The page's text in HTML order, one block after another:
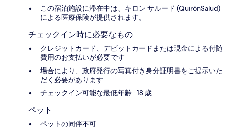
この宿泊施設に滞在中は、キロン サルード (QuirónSalud)
による医療保険が提供されます。
チェックイン時に必要なもの
クレジットカード、デビットカードまたは現金による付随
費用のお支払いが必要です
場合により、政府発行の写真付き身分証明書をご提示いた
だく必要があります
チェックイン可能な最低年齢 : 18 歳
ペット
ペットの同伴不可